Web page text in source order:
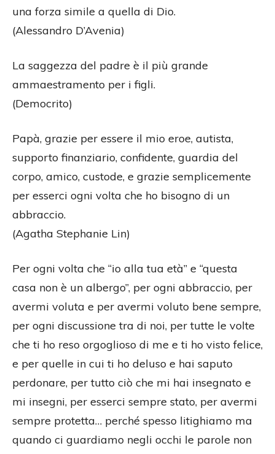
una forza simile a quella di Dio.
(Alessandro D’Avenia)
La saggezza del padre è il più grande
ammaestramento per i figli.
(Democrito)
Papà, grazie per essere il mio eroe, autista,
supporto finanziario, confidente, guardia del
corpo, amico, custode, e grazie semplicemente
per esserci ogni volta che ho bisogno di un
abbraccio.
(Agatha Stephanie Lin)
Per ogni volta che “io alla tua età” e “questa
casa non è un albergo”, per ogni abbraccio, per
avermi voluta e per avermi voluto bene sempre,
per ogni discussione tra di noi, per tutte le volte
che ti ho reso orgoglioso di me e ti ho visto felice,
e per quelle in cui ti ho deluso e hai saputo
perdonare, per tutto ciò che mi hai insegnato e
mi insegni, per esserci sempre stato, per avermi
sempre protetta… perché spesso litighiamo ma
quando ci guardiamo negli occhi le parole non